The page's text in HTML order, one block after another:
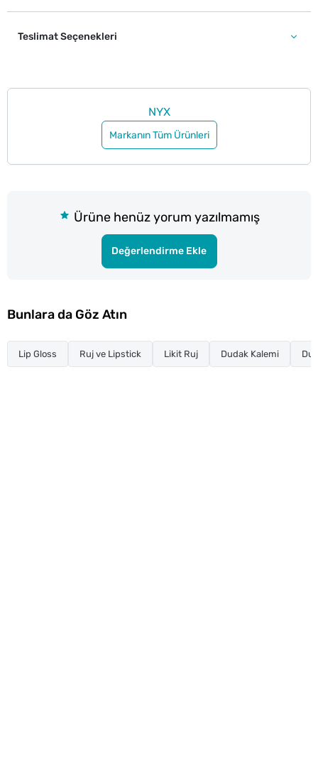
Teslimat Seçenekleri
NYX
Markanın Tüm Ürünleri
Ürüne henüz yorum yazılmamış
Değerlendirme Ekle
Bunlara da Göz Atın
Lip Gloss Ruj ve Lipstick Likit Ruj Dudak Kalemi